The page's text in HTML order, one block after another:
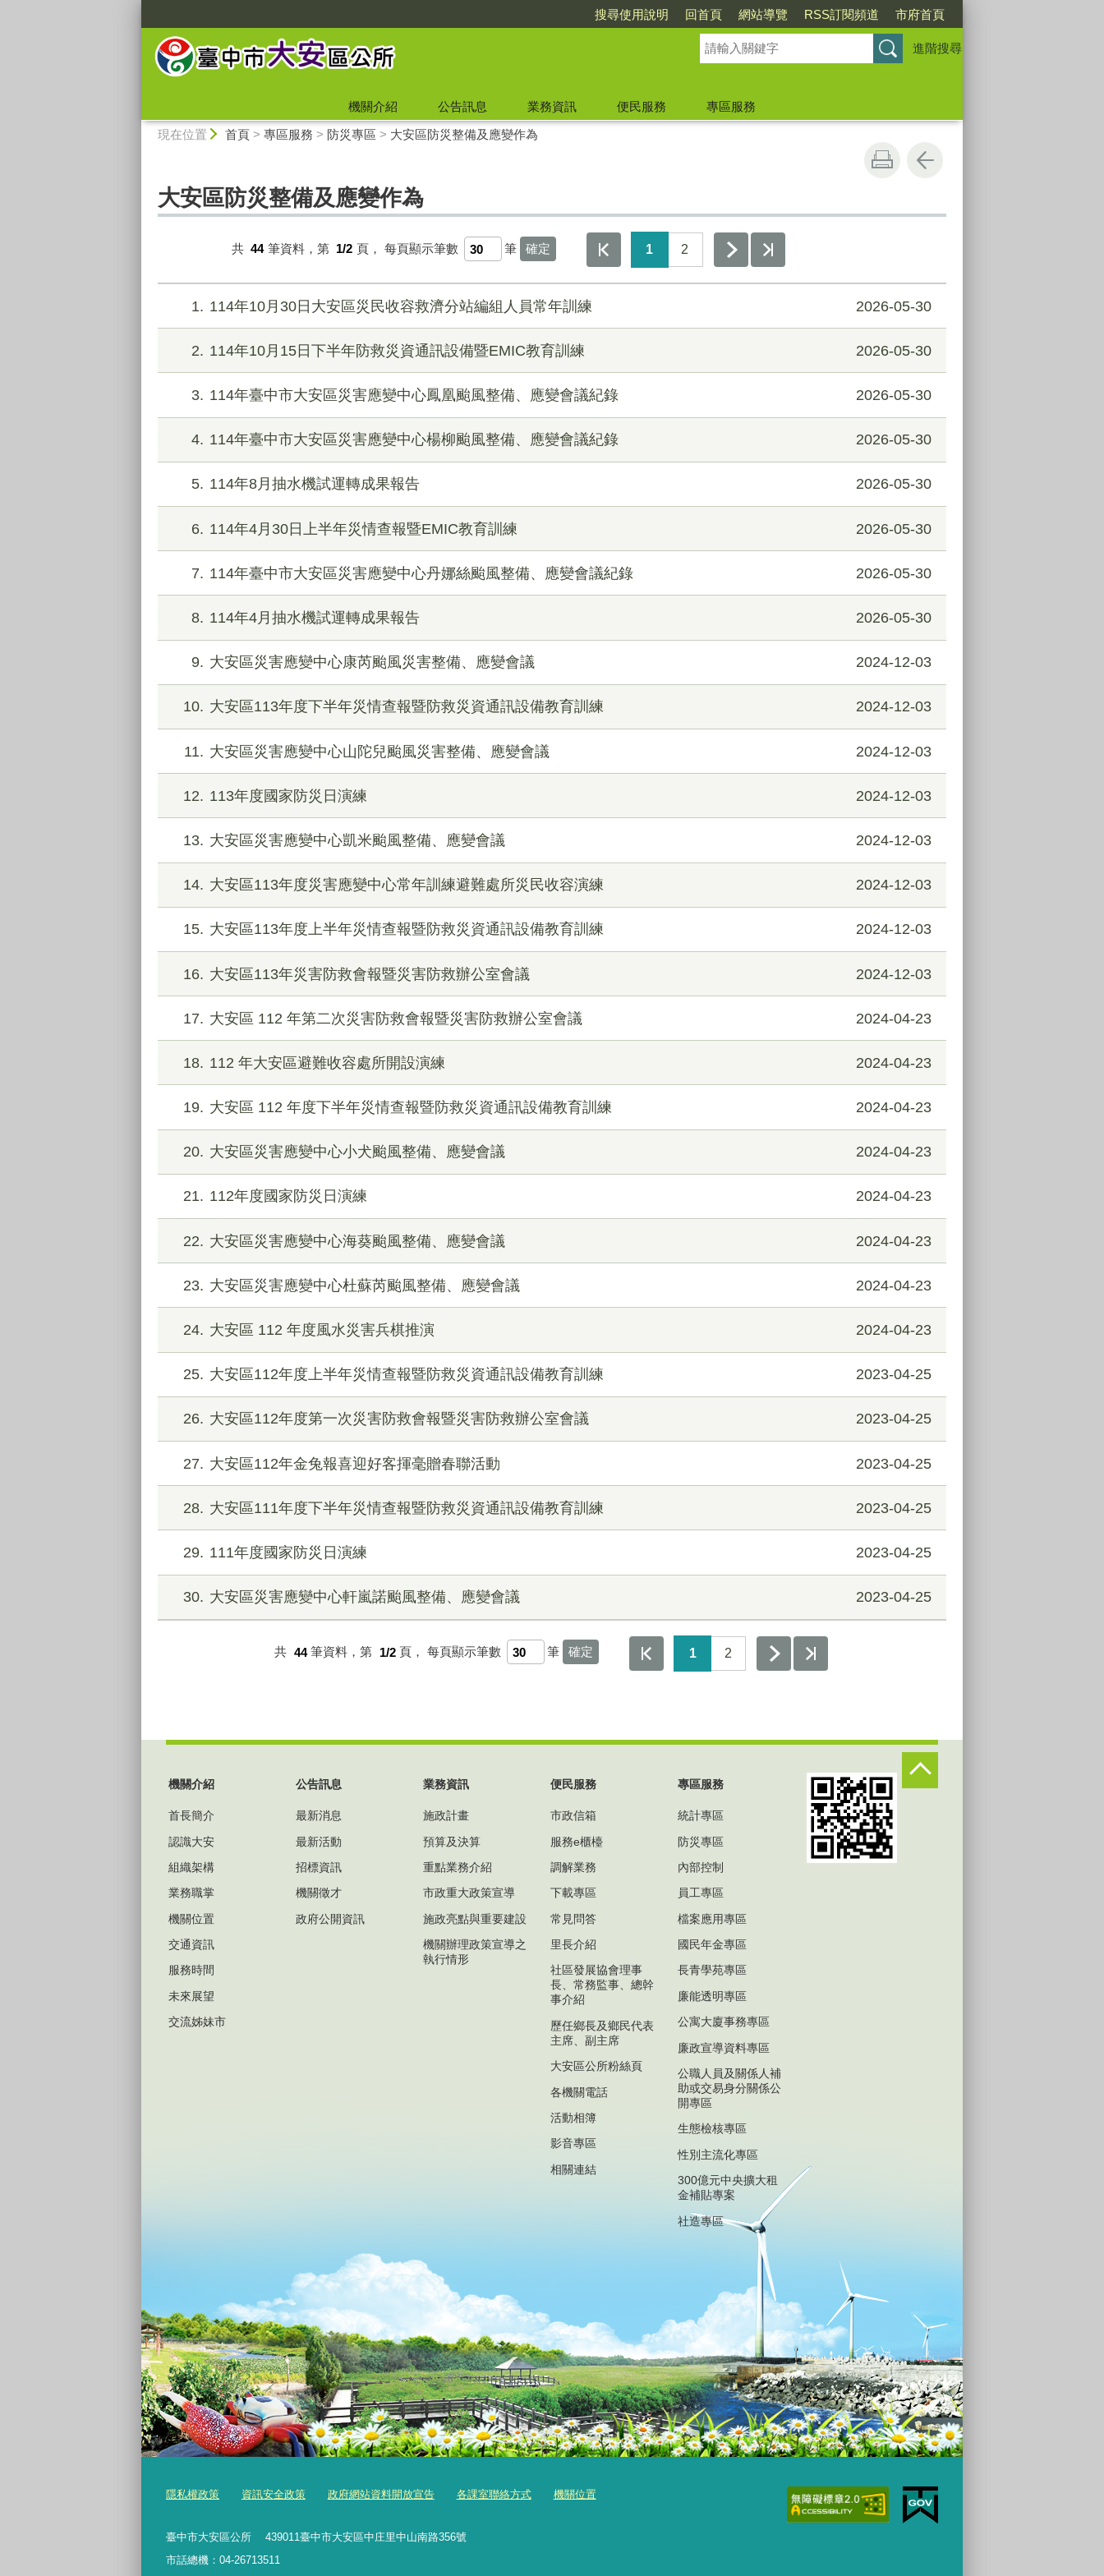
搜尋使用說明 回首頁 網站導覽 RSS訂閱頻道 市府首頁
進階搜尋
機關介紹 公告訊息 業務資訊 便民服務
專區服務
現在位置 首頁> 專區服務 > 防災專區 > 大安區防災整備及應變作為
大安區防災整備及應變作為
共 44 筆資料，第 1/2 頁， 每頁顯示筆數 筆 1 2
1 114年10月30日大安區災民收容救濟分站編組人員常年訓練 2026-05-30
2 114年10月15日下半年防救災資通訊設備暨EMIC教育訓練 2026-05-30
3 114年臺中市大安區災害應變中心鳳凰颱風整備、應變會議紀錄 2026-05-30
4 114年臺中市大安區災害應變中心楊柳颱風整備、應變會議紀錄 2026-05-30
5 114年8月抽水機試運轉成果報告 2026-05-30
6 114年4月30日上半年災情查報暨EMIC教育訓練 2026-05-30
7 114年臺中市大安區災害應變中心丹娜絲颱風整備、應變會議紀錄 2026-05-30
8 114年4月抽水機試運轉成果報告 2026-05-30
9 大安區災害應變中心康芮颱風災害整備、應變會議 2024-12-03
10 大安區113年度下半年災情查報暨防救災資通訊設備教育訓練 2024-12-03
11 大安區災害應變中心山陀兒颱風災害整備、應變會議 2024-12-03
12 113年度國家防災日演練 2024-12-03
13 大安區災害應變中心凱米颱風整備、應變會議 2024-12-03
14 大安區113年度災害應變中心常年訓練避難處所災民收容演練 2024-12-03
15 大安區113年度上半年災情查報暨防救災資通訊設備教育訓練 2024-12-03
16 大安區113年災害防救會報暨災害防救辦公室會議 2024-12-03
17 大安區 112 年第二次災害防救會報暨災害防救辦公室會議 2024-04-23
18 112 年大安區避難收容處所開設演練 2024-04-23
19 大安區 112 年度下半年災情查報暨防救災資通訊設備教育訓練 2024-04-23
20 大安區災害應變中心小犬颱風整備、應變會議 2024-04-23
21 112年度國家防災日演練 2024-04-23
22 大安區災害應變中心海葵颱風整備、應變會議 2024-04-23
23 大安區災害應變中心杜蘇芮颱風整備、應變會議 2024-04-23
24 大安區 112 年度風水災害兵棋推演 2024-04-23
25 大安區112年度上半年災情查報暨防救災資通訊設備教育訓練 2023-04-25
26 大安區112年度第一次災害防救會報暨災害防救辦公室會議 2023-04-25
27 大安區112年金兔報喜迎好客揮毫贈春聯活動 2023-04-25
28 大安區111年度下半年災情查報暨防救災資通訊設備教育訓練 2023-04-25
29 111年度國家防災日演練 2023-04-25
30 大安區災害應變中心軒嵐諾颱風整備、應變會議 2023-04-25
共 44 筆資料，第 1/2 頁， 每頁顯示筆數 筆 1 2
機關介紹
首長簡介
認識大安
組織架構
業務職掌
機關位置
交通資訊
服務時間
未來展望
交流姊妹市
公告訊息
最新消息
最新活動
招標資訊
機關徵才
政府公開資訊
業務資訊
施政計畫
預算及決算
重點業務介紹
市政重大政策宣導
施政亮點與重要建設
機關辦理政策宣導之
執行情形
便民服務
市政信箱
服務e櫃檯
調解業務
下載專區
常見問答
里長介紹
社區發展協會理事
長、常務監事、總幹
事介紹
歷任鄉長及鄉民代表
主席、副主席
大安區公所粉絲頁
各機關電話
活動相簿
影音專區
相關連結
專區服務
統計專區
防災專區
內部控制
員工專區
檔案應用專區
國民年金專區
長青學苑專區
廉能透明專區
公寓大廈事務專區
廉政宣導資料專區
公職人員及關係人補
助或交易身分關係公
開專區
生態檢核專區
性別主流化專區
300億元中央擴大租
金補貼專案
社造專區
隱私權政策 資訊安全政策 政府網站資料開放宣告 各課室聯絡方式 機關位置
臺中市大安區公所 439011臺中市大安區中庄里中山南路356號
市話總機：04-26713511